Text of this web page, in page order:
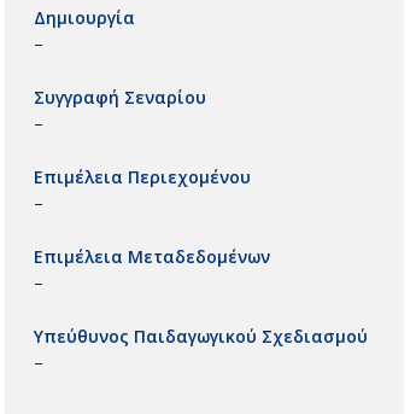
Δημιουργία
–
Συγγραφή Σεναρίου
–
Επιμέλεια Περιεχομένου
–
Επιμέλεια Μεταδεδομένων
–
Υπεύθυνος Παιδαγωγικού Σχεδιασμού
–